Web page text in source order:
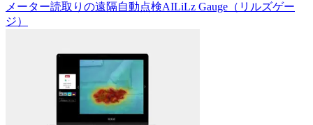
メーター読取りの遠隔自動点検AILiLz Gauge（リルズゲー
ジ）